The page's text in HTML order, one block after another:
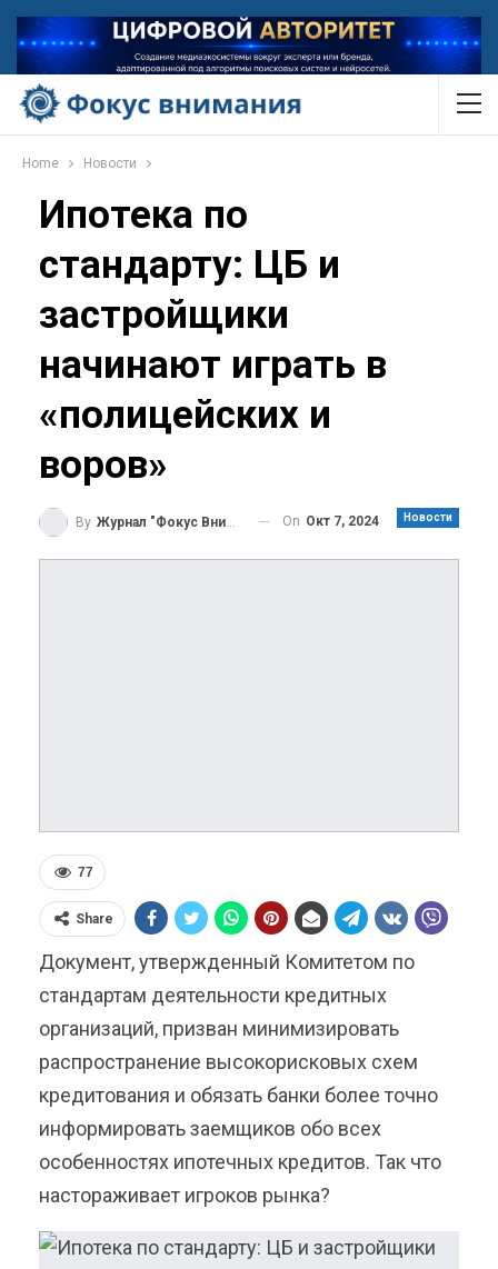
Home Новости
Ипотека по
стандарту: ЦБ и
застройщики
начинают играть в
«полицейских и
воров»
Новости
By Журнал "Фокус Внимания" On Окт 7, 2024
77
Share
Документ, утвержденный Комитетом по
стандартам деятельности кредитных
организаций, призван минимизировать
распространение высокорисковых схем
кредитования и обязать банки более точно
информировать заемщиков обо всех
особенностях ипотечных кредитов. Так что
настораживает игроков рынка?